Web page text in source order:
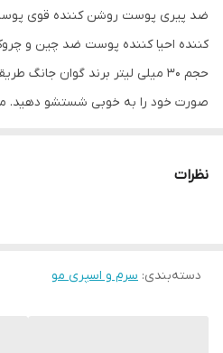
ضد پیری پوست روشن کننده قوی
کننده احیا کننده پوست ضد چین و
حجم 30 میلی لیتر برند گوان
صورت خود را به خوبی شستشو دهید.
نظرات
دسته‌بندی: سرم و اسپری مو